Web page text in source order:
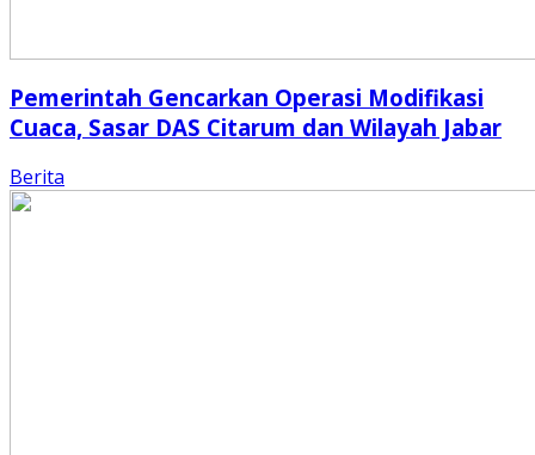
Pemerintah Gencarkan Operasi Modifikasi
Cuaca, Sasar DAS Citarum dan Wilayah Jabar
Berita